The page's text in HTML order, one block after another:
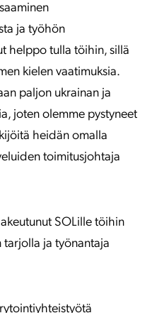
ja työhön
helppo tulla töihin, sillä
kielen vaatimuksia.
paljon ukrainan ja
joten olemme pystyneet
heidän omalla
toimitusjohtaja
SOLille töihin
tarjolla ja työnantaja